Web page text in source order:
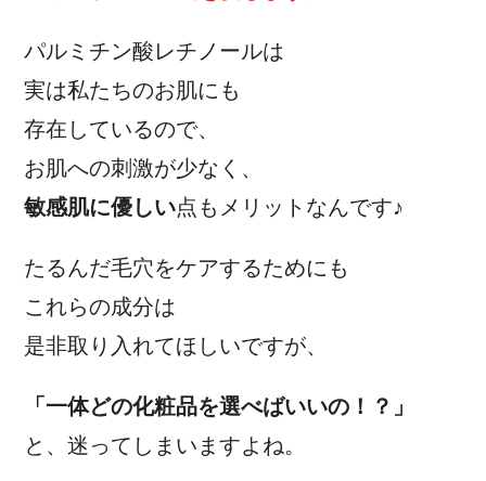
パルミチン酸レチノールは
実は私たちのお肌にも
存在しているので、
お肌への刺激が少なく、
敏感肌に優しい点もメリットなんです♪
たるんだ毛穴をケアするためにも
これらの成分は
是非取り入れてほしいですが、
「一体どの化粧品を選べばいいの！？」
と、迷ってしまいますよね。